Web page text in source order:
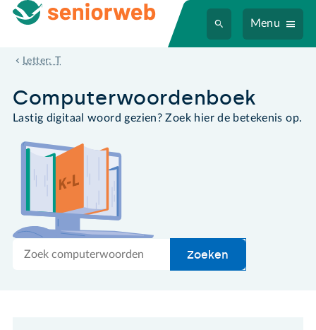
Menu
Letter: T
tracking cookie
Computer­woordenboek
Lastig digitaal woord gezien? Zoek hier de betekenis op.
Zoek
Zoeken